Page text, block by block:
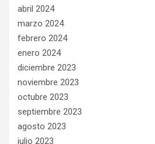
abril 2024
marzo 2024
febrero 2024
enero 2024
diciembre 2023
noviembre 2023
octubre 2023
septiembre 2023
agosto 2023
julio 2023